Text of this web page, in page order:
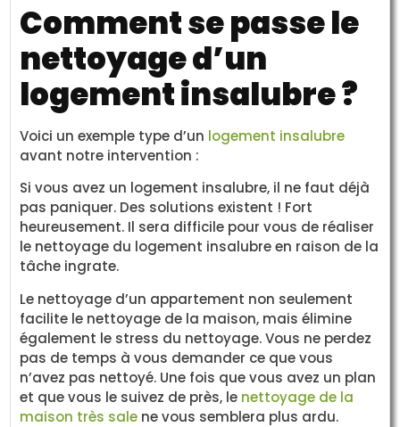
Comment se passe le
nettoyage d’un
logement insalubre ?
Voici un exemple type d’un logement insalubre
avant notre intervention :
Si vous avez un logement insalubre, il ne faut déjà
pas paniquer. Des solutions existent ! Fort
heureusement. Il sera difficile pour vous de réaliser
le nettoyage du logement insalubre en raison de la
tâche ingrate.
Le nettoyage d’un appartement non seulement
facilite le nettoyage de la maison, mais élimine
également le stress du nettoyage. Vous ne perdez
pas de temps à vous demander ce que vous
n’avez pas nettoyé. Une fois que vous avez un plan
et que vous le suivez de près, le nettoyage de la
maison très sale ne vous semblera plus ardu.